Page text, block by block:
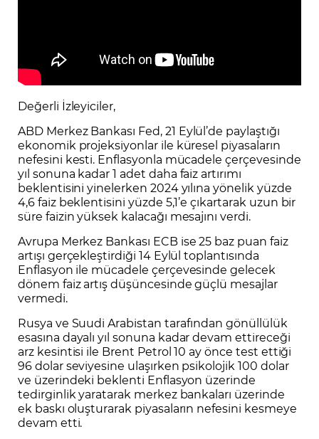
Değerli İzleyiciler,
ABD Merkez Bankası Fed, 21 Eylül’de paylaştığı
ekonomik projeksiyonlar ile küresel piyasaların
nefesini kesti. Enflasyonla mücadele çerçevesinde
yıl sonuna kadar 1 adet daha faiz artırımı
beklentisini yinelerken 2024 yılına yönelik yüzde
4,6 faiz beklentisini yüzde 5,1’e çıkartarak uzun bir
süre faizin yüksek kalacağı mesajını verdi.
Avrupa Merkez Bankası ECB ise 25 baz puan faiz
artışı gerçekleştirdiği 14 Eylül toplantısında
Enflasyon ile mücadele çerçevesinde gelecek
dönem faiz artış düşüncesinde güçlü mesajlar
vermedi.
Rusya ve Suudi Arabistan tarafından gönüllülük
esasına dayalı yıl sonuna kadar devam ettireceği
arz kesintisi ile Brent Petrol 10 ay önce test ettiği
96 dolar seviyesine ulaşırken psikolojik 100 dolar
ve üzerindeki beklenti Enflasyon üzerinde
tedirginlik yaratarak merkez bankaları üzerinde
ek baskı oluşturarak piyasaların nefesini kesmeye
devam etti.